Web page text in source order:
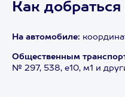
Как
На автомобиле:
Общественным
№ 297, 538, е10, м1 и